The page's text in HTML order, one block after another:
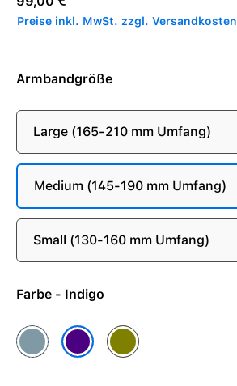
Preise inkl. MwSt. zzgl. Versandkosten
Armbandgröße
Large (165-210 mm Umfang)
Medium (145-190 mm Umfang)
Small (130-160 mm Umfang)
Farbe - Indigo
Blau Indigo Oliv